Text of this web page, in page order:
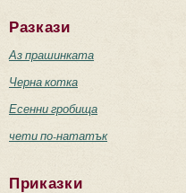
Разкази
Аз прашинката
Черна котка
Есенни гробища
чети по-нататък
Приказки